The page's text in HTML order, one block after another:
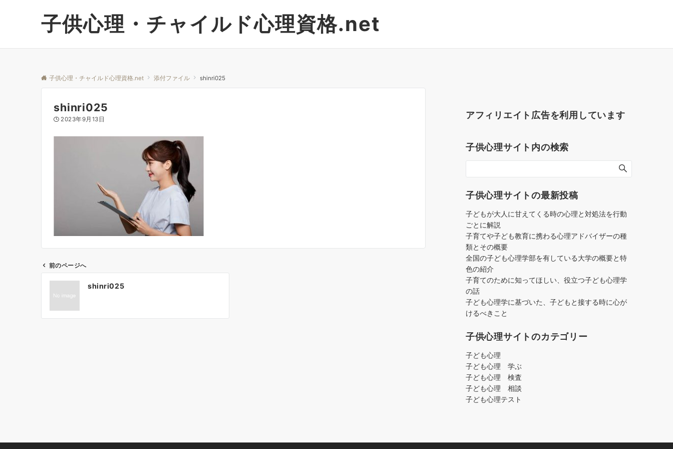
子供心理・チャイルド心理資格.net
子供心理・チャイルド心理資格.net 添付ファイル shinri025
shinri025
2023年9月13日
前のページへ
shinri025
アフィリエイト広告を利用しています
子供心理サイト内の検索
子供心理サイトの最新投稿
子どもが大人に甘えてくる時の心理と対処法を行動
ごとに解説
子育てや子ども教育に携わる心理アドバイザーの種
類とその概要
全国の子ども心理学部を有している大学の概要と特
色の紹介
子育てのために知ってほしい、役立つ子ども心理学
の話
子ども心理学に基づいた、子どもと接する時に心が
けるべきこと
子供心理サイトのカテゴリー
子ども心理
子ども心理 学ぶ
子ども心理 検査
子ども心理 相談
子ども心理テスト